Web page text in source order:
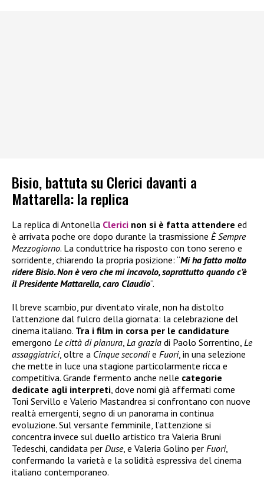
Bisio, battuta su Clerici davanti a
Mattarella: la replica
La replica di Antonella Clerici non si è fatta attendere ed
è arrivata poche ore dopo durante la trasmissione È Sempre
Mezzogiorno. La conduttrice ha risposto con tono sereno e
sorridente, chiarendo la propria posizione: “Mi ha fatto molto
ridere Bisio. Non è vero che mi incavolo, soprattutto quando c’è
il Presidente Mattarella, caro Claudio“.
Il breve scambio, pur diventato virale, non ha distolto
l’attenzione dal fulcro della giornata: la celebrazione del
cinema italiano. Tra i film in corsa per le candidature
emergono Le città di pianura, La grazia di Paolo Sorrentino, Le
assaggiatrici, oltre a Cinque secondie Fuori, in una selezione
che mette in luce una stagione particolarmente ricca e
competitiva. Grande fermento anche nelle categorie
dedicate agli interpreti, dove nomi già affermati come
Toni Servillo e Valerio Mastandrea si confrontano con nuove
realtà emergenti, segno di un panorama in continua
evoluzione. Sul versante femminile, l’attenzione si
concentra invece sul duello artistico tra Valeria Bruni
Tedeschi, candidata per Duse, e Valeria Golino per Fuori,
confermando la varietà e la solidità espressiva del cinema
italiano contemporaneo.